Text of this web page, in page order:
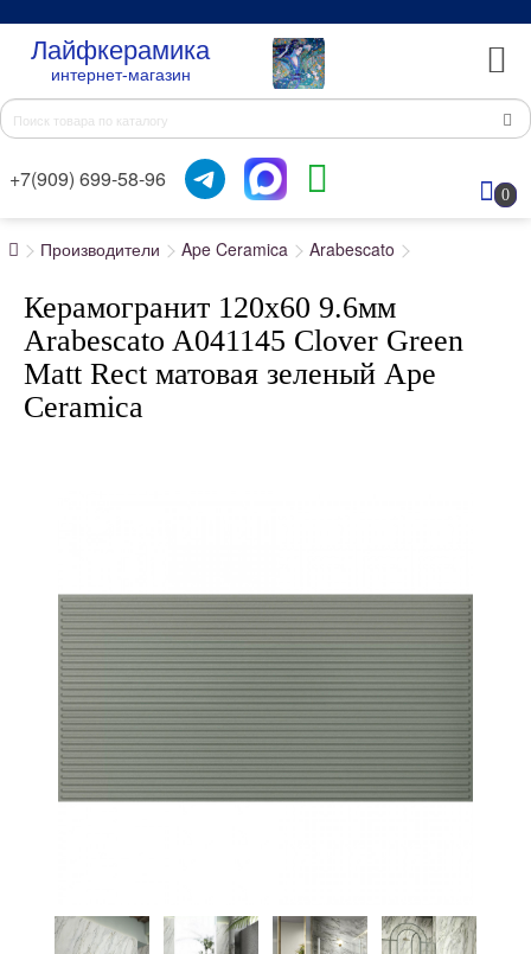
Лайфкерамика
интернет-магазин
+7(909) 699-58-96
0
Производители Ape Ceramica Arabescato
Керамогранит 120x60 9.6мм
Arabescato A041145 Clover Green
Matt Rect матовая зеленый Ape
Ceramica